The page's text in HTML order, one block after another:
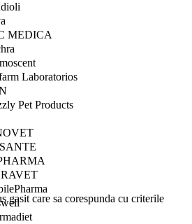
MEDICA
Laboratorios
Pet Products
gasit care sa corespunda cu criterile